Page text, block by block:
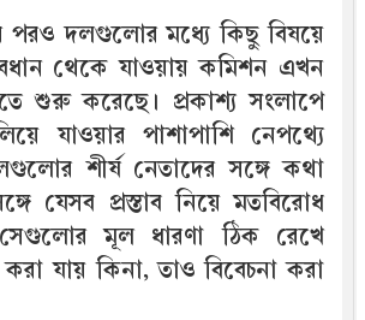
পরও দলগুলোর মধ্যে কিছু বিষয়ে
থেকে যাওয়ায় কমিশন এখন
শুরু করেছে। প্রকাশ্য সংলাপে
যাওয়ার পাশাপাশি নেপথ্যে
শীর্ষ নেতাদের সঙ্গে কথা
যেসব প্রস্তাব নিয়ে মতবিরোধ
মূল ধারণা ঠিক রেখে
যায় কিনা, তাও বিবেচনা করা